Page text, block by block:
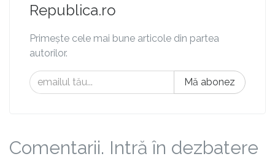
Republica.ro
Primește cele mai bune articole din partea
autorilor.
Mă abonez
Comentarii. Intră în dezbatere